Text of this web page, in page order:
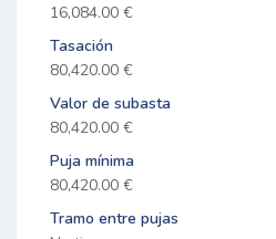
16,084.00 €
Tasación
80,420.00 €
Valor de subasta
80,420.00 €
Puja mínima
80,420.00 €
Tramo entre pujas